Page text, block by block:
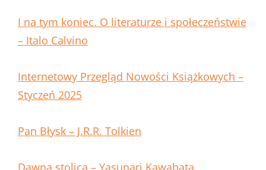
I na tym koniec. O literaturze i społeczeństwie
– Italo Calvino
Internetowy Przegląd Nowości Książkowych –
Styczeń 2025
Pan Błysk – J.R.R. Tolkien